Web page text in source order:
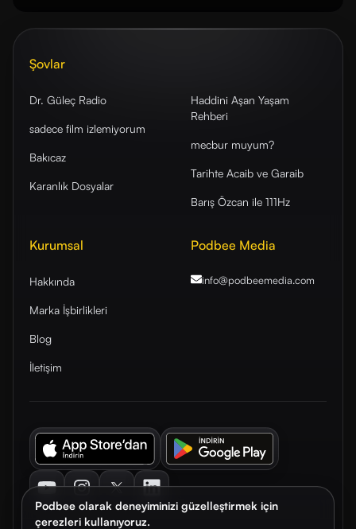
Podbee olarak deneyiminizi güzelleştirmek için
çerezleri kullanıyoruz.
Şovlar
Dr. Güleç Radio
sadece film izlemiyorum
Bakıcaz
Karanlık Dosyalar
Haddini Aşan Yaşam
Rehberi
mecbur muyum?
Tarihte Acaib ve Garaib
Barış Özcan ile 111Hz
Kurumsal
Hakkında
Marka İşbirlikleri
Blog
İletişim
Podbee Media
info@podbeemedia.com